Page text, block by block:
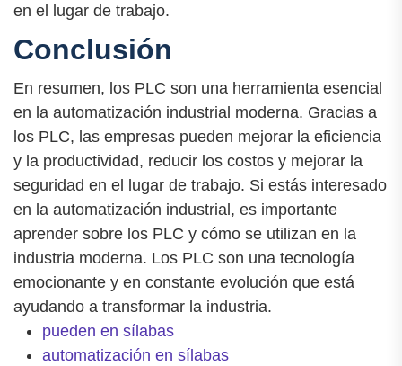
en el lugar de trabajo.
Conclusión
En resumen, los PLC son una herramienta esencial
en la automatización industrial moderna. Gracias a
los PLC, las empresas pueden mejorar la eficiencia
y la productividad, reducir los costos y mejorar la
seguridad en el lugar de trabajo. Si estás interesado
en la automatización industrial, es importante
aprender sobre los PLC y cómo se utilizan en la
industria moderna. Los PLC son una tecnología
emocionante y en constante evolución que está
ayudando a transformar la industria.
pueden en sílabas
automatización en sílabas